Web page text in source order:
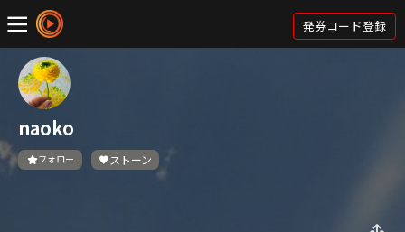
発券コード登録
naoko
フォロー ストーン